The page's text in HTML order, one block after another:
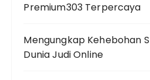
Premium303 Terpercaya
Mengungkap Kehebohan
Dunia Judi Online